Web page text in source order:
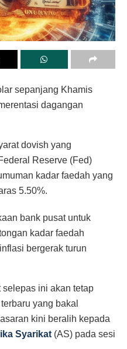
sepanjang Khamis
dagangan
dovish yang
Reserve (Fed)
kadar faedah yang
5.50%.
bank pusat untuk
kadar faedah
bergerak turun
selepas ini akan tetap
yang bakal
kini beralih kepada
Syarikat (AS) pada sesi